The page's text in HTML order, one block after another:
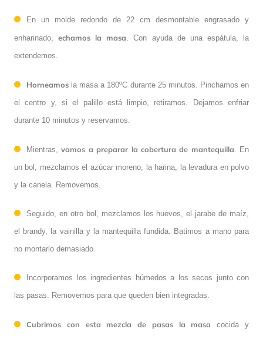
En un molde redondo de 22 cm desmontable engrasado y
enharinado, echamos la masa . Con ayuda de una espátula, la
extendemos.
Horneamos la masa a 180ºC durante 25 minutos. Pinchamos en
el centro y, si el palillo está limpio, retiramos. Dejamos enfriar
durante 10 minutos y reservamos.
Mientras,vamos a preparar la cobertura de mantequilla . En
un bol, mezclamos el azúcar moreno, la harina, la levadura en polvo
y la canela. Removemos.
Seguido, en otro bol, mezclamos los huevos, el jarabe de maíz,
el brandy, la vainilla y la mantequilla fundida. Batimos a mano para
no montarlo demasiado.
Incorporamos los ingredientes húmedos a los secos junto con
las pasas. Removemos para que queden bien integradas.
Cubrimos con esta mezcla de pasas la masa cocida y